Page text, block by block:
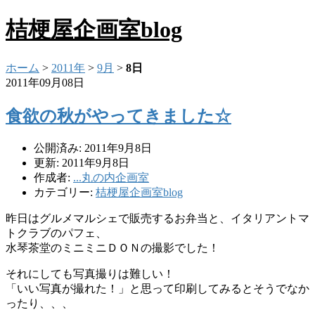
桔梗屋企画室blog
ホーム > 2011年 > 9月 > 8日
2011年09月08日
食欲の秋がやってきました☆
公開済み: 2011年9月8日
更新: 2011年9月8日
作成者: ...丸の内企画室
カテゴリー: 桔梗屋企画室blog
昨日はグルメマルシェで販売するお弁当と、イタリアントマ
トクラブのパフェ、
水琴茶堂のミニミニＤＯＮの撮影でした！
それにしても写真撮りは難しい！
「いい写真が撮れた！」と思って印刷してみるとそうでなか
ったり、、、